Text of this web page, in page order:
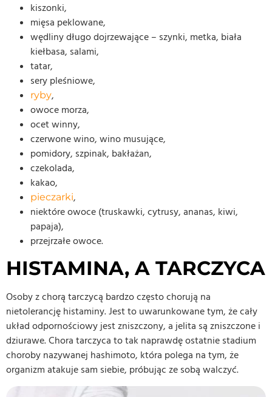
kiszonki,
mięsa peklowane,
wędliny długo dojrzewające – szynki, metka, biała
kiełbasa, salami,
tatar,
sery pleśniowe,
ryby,
owoce morza,
ocet winny,
czerwone wino, wino musujące,
pomidory, szpinak, bakłażan,
czekolada,
kakao,
pieczarki,
niektóre owoce (truskawki, cytrusy, ananas, kiwi,
papaja),
przejrzałe owoce.
HISTAMINA, A TARCZYCA
Osoby z chorą tarczycą bardzo często chorują na
nietolerancję histaminy. Jest to uwarunkowane tym, że cały
układ odpornościowy jest zniszczony, a jelita są zniszczone i
dziurawe. Chora tarczyca to tak naprawdę ostatnie stadium
choroby nazywanej hashimoto, która polega na tym, że
organizm atakuje sam siebie, próbując ze sobą walczyć.